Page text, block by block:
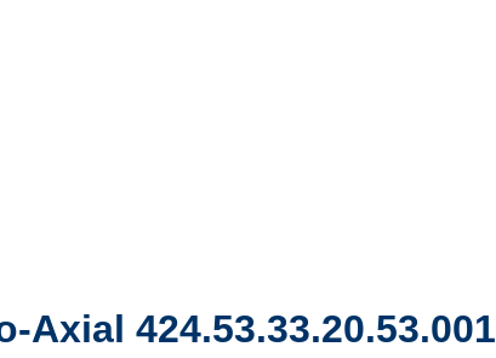
Axial 424.53.33.20.53.001